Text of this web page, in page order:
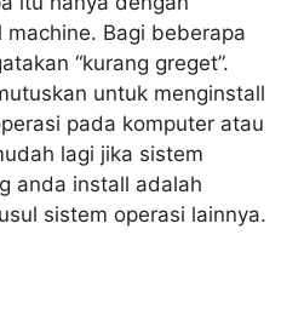
Bagi beberapa
“kurang greget”.
untuk menginstall
pada komputer atau
lagi jika sistem
anda install adalah
sistem operasi lainnya.